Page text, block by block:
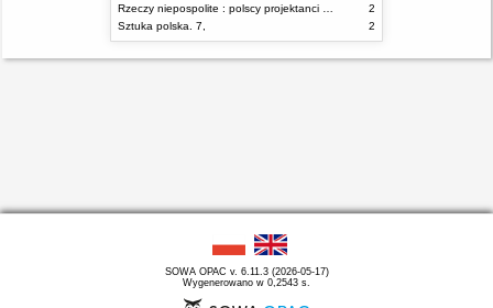
2
Sztuka polska. 7,
2
SOWA OPAC v. 6.11.3 (2026-05-17)
Wygenerowano w 0,2543 s.